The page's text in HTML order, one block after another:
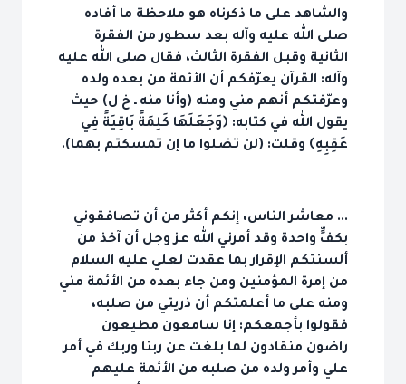
والشاهد على ما ذكرناه هو ملاحظة ما أفاده
صلى الله عليه وآله بعد سطور من الفقرة
الثانية وقبل الفقرة الثالث، فقال صلى الله عليه
وآله: القرآن يعرّفكم أن الأئمة من بعده ولده
وعرّفتكم أنهم مني ومنه (وأنا منه ـ خ ل) حيث
يقول الله في كتابه: ﴿وَجَعَلَهَا كَلِمَةً بَاقِيَةً فِي
عَقِبِهِ﴾ وقلت: (لن تضلوا ما إن تمسكتم بهما).
... معاشر الناس، إنكم أكثر من أن تصافقوني
بكفٍّ واحدة وقد أمرني الله عز وجل أن آخذ من
ألسنتكم الإقرار بما عقدت لعلي عليه السلام
من إمرة المؤمنين ومن جاء بعده من الأئمة مني
ومنه على ما أعلمتكم أن ذريتي من صلبه،
فقولوا بأجمعكم: إنا سامعون مطيعون
راضون منقادون لما بلغت عن ربنا وربك في أمر
علي وأمر ولده من صلبه من الأئمة عليهم